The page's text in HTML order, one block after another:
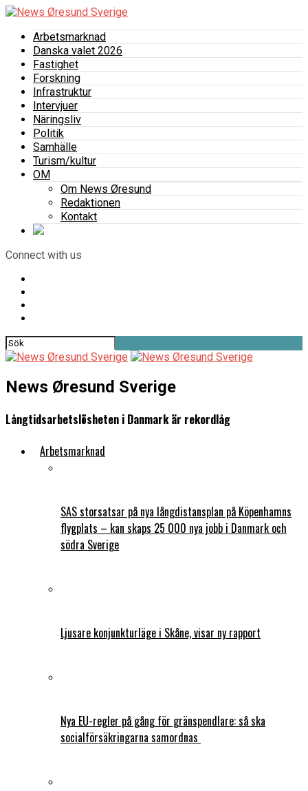
Arbetsmarknad
Danska valet 2026
Fastighet
Forskning
Infrastruktur
Intervjuer
Näringsliv
Politik
Samhälle
Turism/kultur
OM
Om News Øresund
Redaktionen
Kontakt
Connect with us
News Øresund Sverige
Långtidsarbetslösheten i Danmark är rekordlåg
Arbetsmarknad
SAS storsatsar på nya långdistansplan på Köpenhamns
flygplats – kan skaps 25 000 nya jobb i Danmark och
södra Sverige
Ljusare konjunkturläge i Skåne, visar ny rapport
Nya EU-regler på gång för gränspendlare: så ska
socialförsäkringarna samordnas